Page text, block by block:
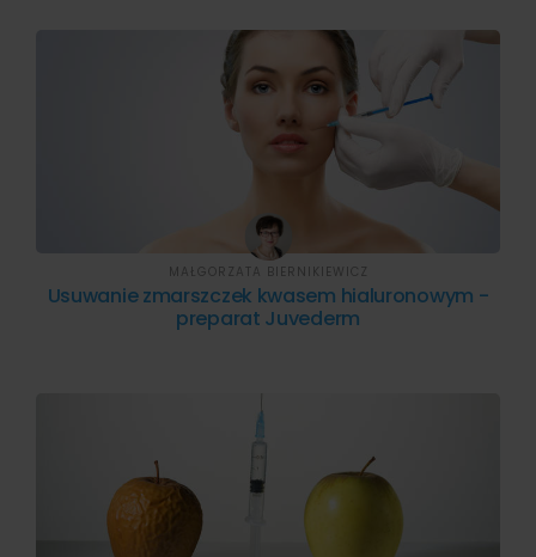
Usuwanie zmarszczek kwasem hialuronowym -
preparat Juvederm
MAŁGORZATA BIERNIKIEWICZ